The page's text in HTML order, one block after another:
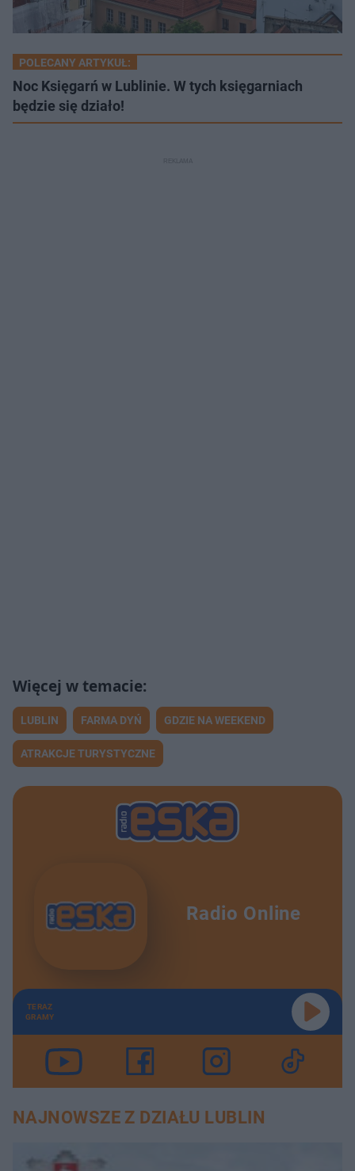
POLECANY ARTYKUŁ:
Noc Księgarń w Lublinie. W tych księgarniach
będzie się działo!
LUBLIN FARMA DYŃ GDZIE NA WEEKEND
ATRAKCJE TURYSTYCZNE
Radio Online
TERAZ
GRAMY
NAJNOWSZE Z DZIAŁU LUBLIN